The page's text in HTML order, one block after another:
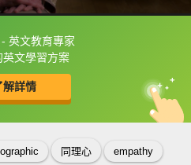
英文教育專家
英文學習方案
解詳情
可以直接查字典喔！
中
英
同理心 empathy